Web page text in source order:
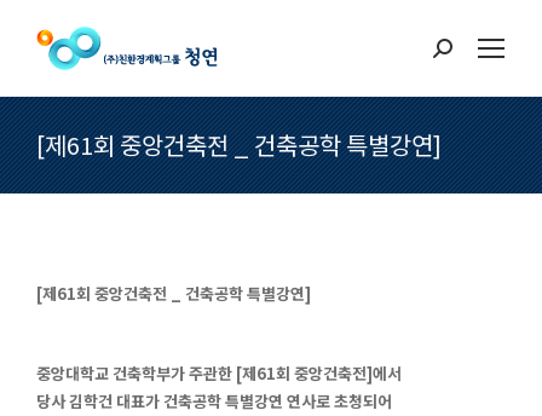
Search:
[제61회 중앙건축전 _ 건축공학 특별강연]
[제61회 중앙건축전 _ 건축공학 특별강연]
중앙대학교 건축학부가 주관한 [제61회 중앙건축전]에서
당사 김학건 대표가 건축공학 특별강연 연사로 초청되어